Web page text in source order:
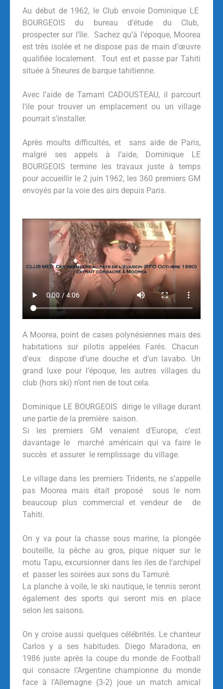
Au début de 1962, le Club envoie Dominique LE
BOURGEOIS du bureau d’étude du Club,
prospecter sur l’île. Sachez qu’à l’époque, Moorea
est très isolée et ne dispose pas de main d’œuvre
qualifiée localement. Tout est et passe par Tahiti
située à 5heures de barque tahitienne.
Avec l’aide de Tamarri CADOUSTEAU, il parcourt
l’ile pour trouver un emplacement ou un village
pourrait s’installer.
Après moults difficultés, et sans aide de Paris,
malgré ses appels à l’aide, Dominique LE
BOURGEOIS termine les travaux juste à temps
pour accueillir le 2 juin 1962, les 360 premiers GM
envoyés par la voie des airs depuis Paris.
A Moorea, point de cases polynésiennes mais des
habitations sur pilotis appelées Farés. Chacun
d’eux dispose d’une douche et d’un lavabo. Un
grand luxe pour l’époque, les autres villages du
club (hors ski) n’ont rien de tout cela.
Dominique LE BOURGEOIS dirige le village durant
une partie de la première saison.
Si les premiers GM venaient d’Europe, c’est
davantage le marché américain qui va faire le
succès et assurer le remplissage du village.
Le village dans les premiers Tridents, ne s’appelle
pas Moorea mais était proposé sous le nom
beaucoup plus commercial et vendeur de de
Tahiti.
On y va pour la chasse sous marine, la plongée
bouteille, la pêche au gros, pique niquer sur le
motu Tapu, excursionner dans les iles de l’archipel
et passer les soirées aux sons du Tamuré.
La planche à voile, le ski nautique, le tennis seront
également des sports qui seront mis en place
selon les saisons.
On y croise aussi quelques célébrités. Le chanteur
Carlos y a ses habitudes. Diego Maradona, en
1986 juste après la coupe du monde de Football
qui consacre l’Argentine championne du monde
face à l’Allemagne (3-2) joue un match amical